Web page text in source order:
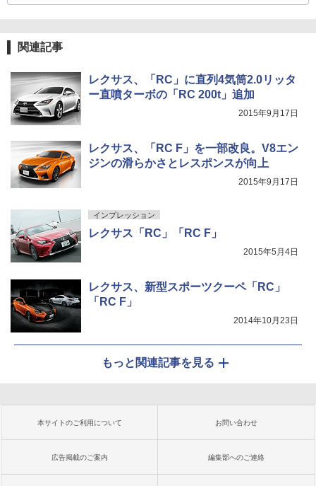
関連記事
レクサス、「RC」に直列4気筒2.0リッタ
ー直噴ターボの「RC 200t」追加
2015年9月17日
レクサス、「RC F」を一部改良。V8エン
ジンの滑らかさとレスポンスが向上
2015年9月17日
インプレッション
レクサス「RC」「RC F」
2015年5月4日
レクサス、新型スポーツクーペ「RC」
「RC F」
2014年10月23日
もっと関連記事を見る
本サイトのご利用について お問い合わせ
広告掲載のご案内 編集部へのご連絡